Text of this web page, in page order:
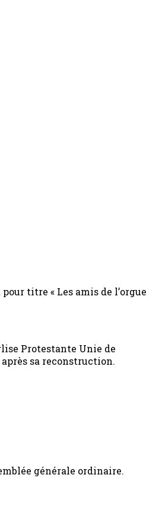
titre « Les amis de l’orgue
Protestante Unie de
après sa reconstruction.
générale ordinaire.